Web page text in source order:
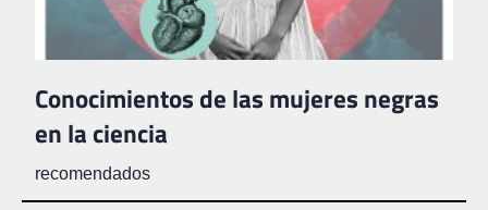
Conocimientos de las mujeres negras
en la ciencia
recomendados